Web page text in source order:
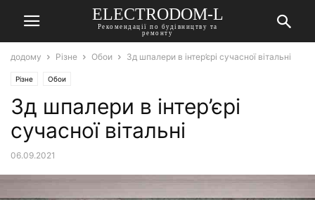
ELECTRODOM-L
Рекомендації по будівництву та
ремонту
додому Різне Обои 3д шпалери в інтер’єрі сучасної вітальні
Різне Обои
3д шпалери в інтер’єрі
сучасної вітальні
06.09.2021